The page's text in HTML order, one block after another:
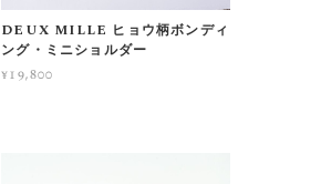
DEUX MILLE ヒョウ柄ボンディ
ング・ミニショルダー
¥19,800